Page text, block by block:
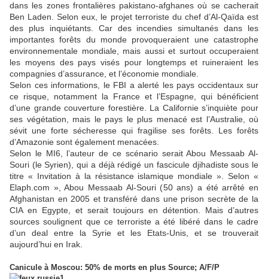
dans les zones frontalières pakistano-afghanes où se cacherait
Ben Laden. Selon eux, le projet terroriste du chef d’Al-Qaïda est
des plus inquiétants. Car des incendies simultanés dans les
importantes forêts du monde provoqueraient une catastrophe
environnementale mondiale, mais aussi et surtout occuperaient
les moyens des pays visés pour longtemps et ruineraient les
compagnies d’assurance, et l’économie mondiale.
Selon ces informations, le FBI a alerté les pays occidentaux sur
ce risque, notamment la France et l’Espagne, qui bénéficient
d’une grande couverture forestière. La Californie s’inquiète pour
ses végétation, mais le pays le plus menacé est l’Australie, où
sévit une forte sécheresse qui fragilise ses forêts. Les forêts
d’Amazonie sont également menacées.
Selon le MI6, l’auteur de ce scénario serait Abou Messaab Al-
Souri (le Syrien), qui a déjà rédigé un fascicule djihadiste sous le
titre « Invitation à la résistance islamique mondiale ». Selon «
Elaph.com », Abou Messaab Al-Souri (50 ans) a été arrêté en
Afghanistan en 2005 et transféré dans une prison secrète de la
CIA en Egypte, et serait toujours en détention. Mais d’autres
sources soulignent que ce terroriste a été libéré dans le cadre
d’un deal entre la Syrie et les Etats-Unis, et se trouverait
aujourd’hui en Irak.
Canicule à Moscou: 50% de morts en plus Source; A/F/P